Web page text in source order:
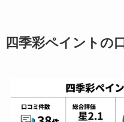
四季彩ペイントの